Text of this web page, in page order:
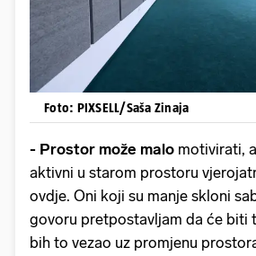
Foto: PIXSELL/Saša Zinaja
- Prostor može malo motivirati,
aktivni u starom prostoru
ovdje. Oni koji su manje skloni
govoru pretpostavljam da će biti
bih to vezao uz promjenu